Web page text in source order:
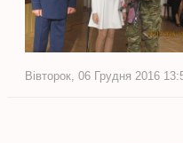
Вівторок, 06 Грудня 2016